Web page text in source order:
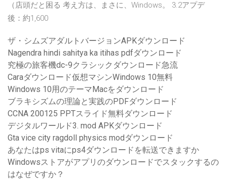
（店頭だと困る 考え方は、まさに、Windows。 3.2アプデ
後：約1,600
ザ・シムズアダルトバージョンAPKダウンロード
Nagendra hindi sahitya ka itihas pdfダウンロード
究極の旅客機dc-9クラシックダウンロード急流
Caraダウンロード仮想マシンWindows 10無料
Windows 10用のテーマMacをダウンロード
ブラキシズムの理論と実践のPDFダウンロード
CCNA 200125 PPTスライド無料ダウンロード
デジタルワールド3. mod APKダウンロード
Gta vice city ragdoll physics modダウンロード
あなたはps vitaにps4ダウンロードを転送できますか
Windowsストアがアプリのダウンロードでスタックするの
はなぜですか？